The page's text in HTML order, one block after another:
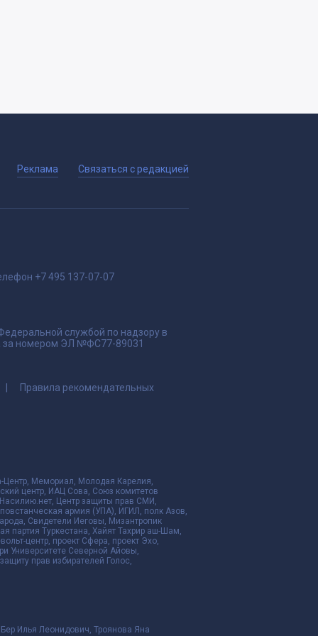
Реклама Связаться с редакцией
+7 495 137-07-07
службой по надзору в
за номером ЭЛ №ФС77-89031
Правила рекомендательных
Центр, Мемориал, Молодая Карелия,
центр, ИАЦ Сова, Союз комитетов
Центр защиты прав СМИ,
армия (УПА), ИГИЛ, полк Азов,
Свидетели Иеговы, Мизантропик
партия Туркестана, Хайят Тахрир аш-Шам,
центр, проект Сфера, проект Эхо,
Университете Северной Айовы,
прав избирателей Голос,
Илья Леонидович, Троянова Яна